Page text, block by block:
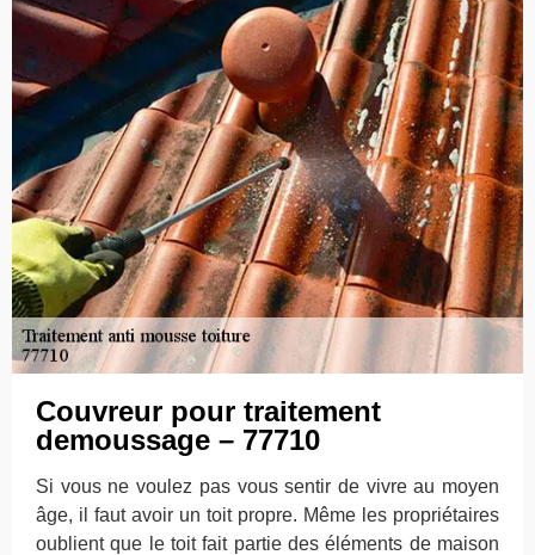
Couvreur pour traitement
demoussage – 77710
Si vous ne voulez pas vous sentir de vivre au moyen
âge, il faut avoir un toit propre. Même les propriétaires
oublient que le toit fait partie des éléments de maison